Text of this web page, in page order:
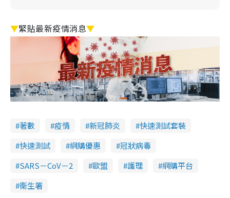
▼緊貼最新疫情消息▼
著數 疫情 新冠肺炎
快速測試套裝
快速測試
網購優惠
冠狀病毒
SARS－CoV－2
歐盟 護理
網購平台
衞生署